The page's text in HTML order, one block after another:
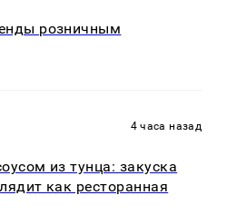
розничным
4 часа назад
из тунца: закуска
как ресторанная